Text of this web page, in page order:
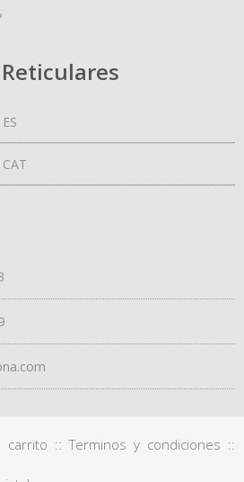
carrito ::Terminos y condiciones ::